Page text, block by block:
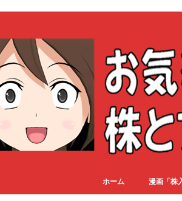
ホーム 漫画「株